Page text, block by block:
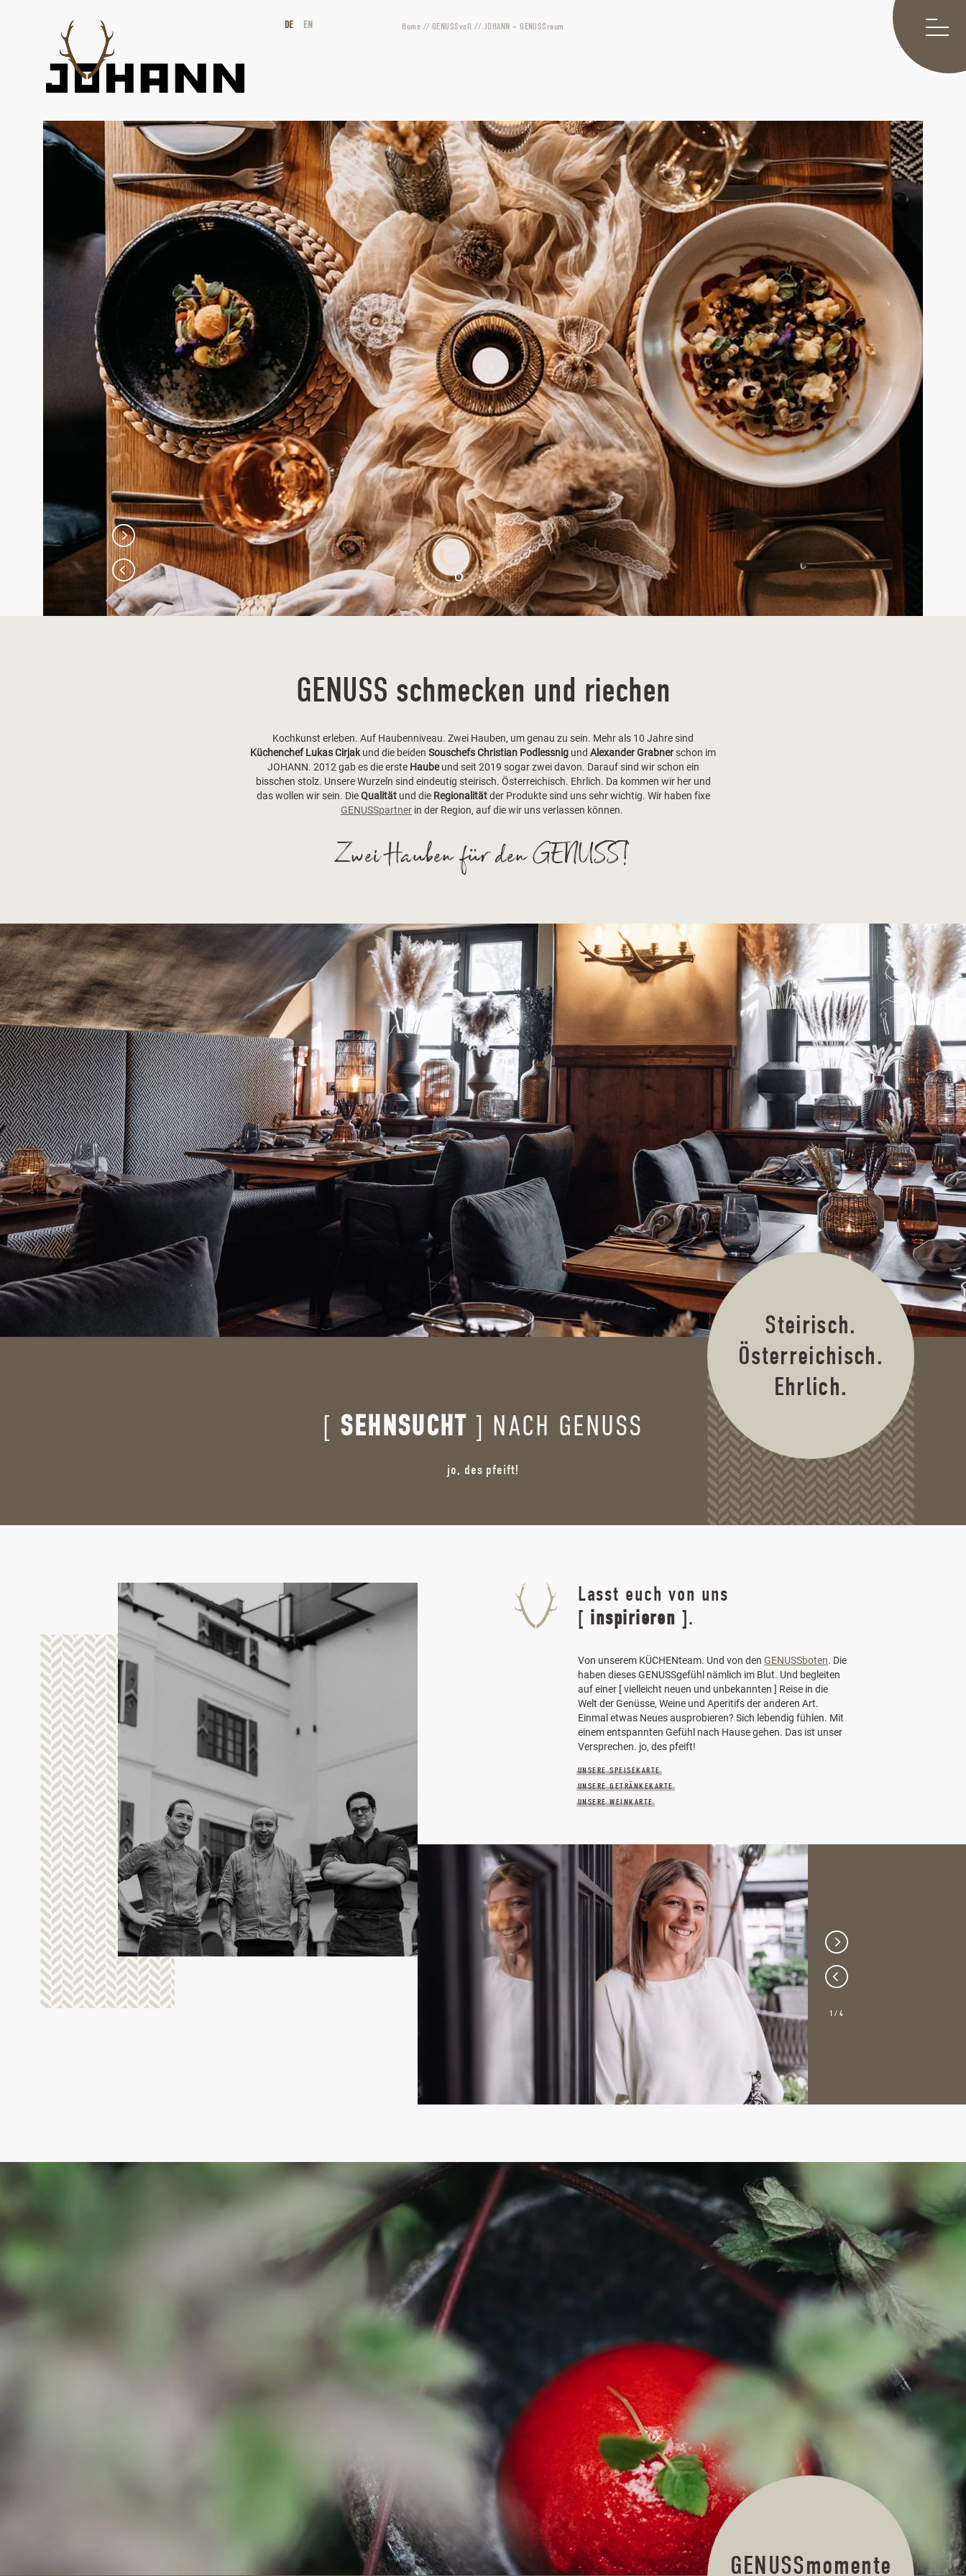
DE EN Home // GENUSSvoll// JOHANN – GENUSSraum
GENUSS schmecken und riechen
Kochkunst erleben. Auf Haubenniveau. Zwei Hauben, um genau zu sein. Mehr als 10 Jahre sind
Küchenchef Lukas Cirjakund die beiden Souschefs Christian Podlessnig und Alexander Grabnerschon im
JOHANN. 2012 gab es die erste Haubeund seit 2019 sogar zwei davon. Darauf sind wir schon ein
bisschen stolz. Unsere Wurzeln sind eindeutig steirisch. Österreichisch. Ehrlich. Da kommen wir her und
das wollen wir sein. DieQualitätund die Regionalitätder Produkte sind uns sehr wichtig. Wir haben fixe
GENUSSpartner in der Region, auf die wir uns verlassen können.
Zwei Hauben für den GENUSS!
[ SEHNSUCHT ] NACH GENUSS
jo, des pfeift!
Steirisch.
Österreichisch.
Ehrlich.
Lasst euch von uns
[ inspirieren ].
Von unserem KÜCHENteam. Und von den GENUSSboten. Die
haben dieses GENUSSgefühl nämlich im Blut. Und begleiten
auf einer [ vielleicht neuen und unbekannten ] Reise in die
Welt der Genüsse, Weine und Aperitifs der anderen Art.
Einmal etwas Neues ausprobieren? Sich lebendig fühlen. Mit
einem entspannten Gefühl nach Hause gehen. Das ist unser
Versprechen. jo, des pfeift!
UNSERE SPEISEKARTE
UNSERE GETRÄNKEKARTE
UNSERE WEINKARTE
1 /4
GENUSSmomente